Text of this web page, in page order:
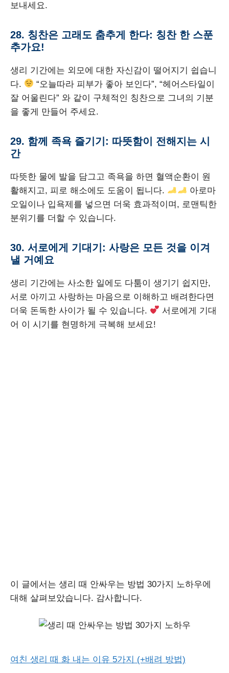
보내세요.
28. 칭찬은 고래도 춤추게 한다: 칭찬 한 스푼
추가요!
생리 기간에는 외모에 대한 자신감이 떨어지기 쉽습니
다.
“오늘따라 피부가 좋아 보인다”, “헤어스타일이
잘 어울린다” 와 같이 구체적인 칭찬으로 그녀의 기분
을 좋게 만들어 주세요.
29. 함께 족욕 즐기기: 따뜻함이 전해지는 시
간
따뜻한 물에 발을 담그고 족욕을 하면 혈액순환이 원
활해지고, 피로 해소에도 도움이 됩니다.
아로마
오일이나 입욕제를 넣으면 더욱 효과적이며, 로맨틱한
분위기를 더할 수 있습니다.
30. 서로에게 기대기: 사랑은 모든 것을 이겨
낼 거예요
생리 기간에는 사소한 일에도 다툼이 생기기 쉽지만,
서로 아끼고 사랑하는 마음으로 이해하고 배려한다면
더욱 돈독한 사이가 될 수 있습니다.
서로에게 기대
어 이 시기를 현명하게 극복해 보세요!
이 글에서는 생리 때 안싸우는 방법 30가지 노하우에
대해 살펴보았습니다. 감사합니다.
여친 생리 때 화 내는 이유 5가지 (+배려 방법)